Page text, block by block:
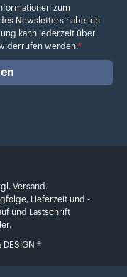
zum
Newsletters habe ich
kann jederzeit über
werden.*
Versand.
Lieferzeit und -
und Lastschrift
DESIGN ®